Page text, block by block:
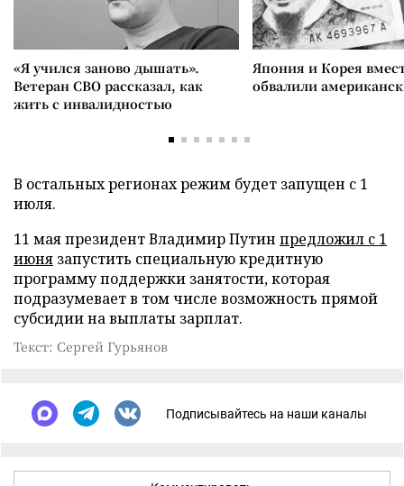
«Я учился заново дышать».
Ветеран СВО рассказал, как
жить с инвалидностью
Япония и Корея
обвалили
В остальных регионах режим будет запущен с 1
июля.
11 мая президент Владимир Путин предложил с 1
июня запустить специальную кредитную
программу поддержки занятости, которая
подразумевает в том числе возможность прямой
субсидии на выплаты зарплат.
Текст: Сергей Гурьянов
Подписывайтесь на наши каналы